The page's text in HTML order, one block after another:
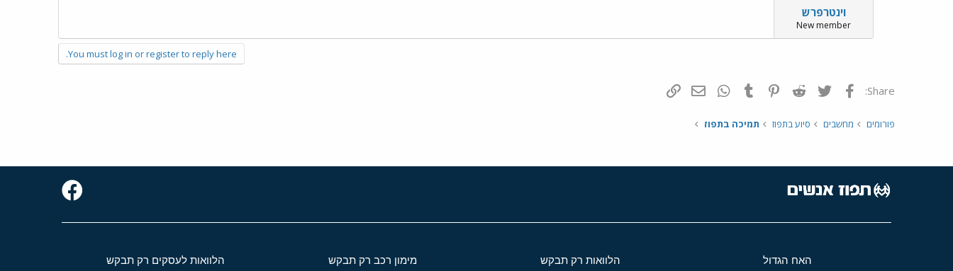
וינטרפרש
New member
You must log in or register to reply here.
Share: פייסבוק Twitter
Reddit
Pinterest
Tumblr
WhatsAppדואר אלקטרוני
פורומים מחשבים סיוע בתפוז תמיכה בתפוז
האח הגדול הלוואות רק תבקש מימון רכב רק תבקש הלוואות לעסקים רק תבקש